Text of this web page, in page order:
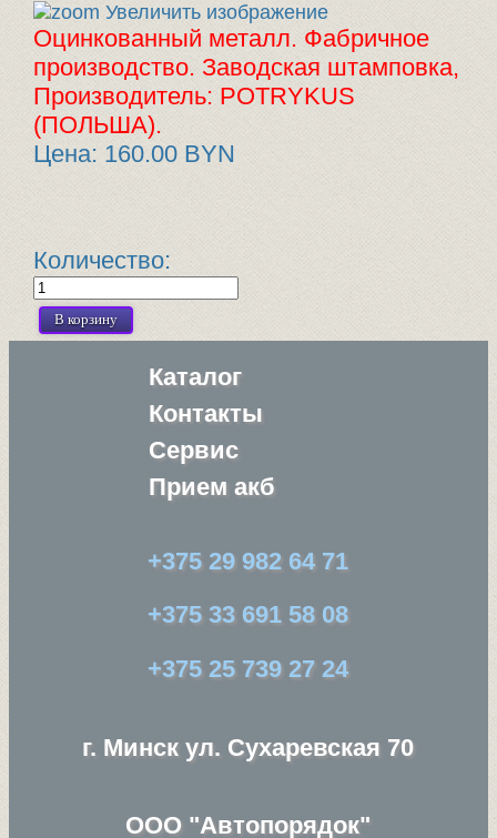
Увеличить изображение
Оцинкованный металл. Фабричное
производство. Заводская штамповка,
Производитель: POTRYKUS
(ПОЛЬША).
Цена: 160.00 BYN
Количество:
Каталог
Контакты
Сервис
Прием акб
+375 29 982 64 71
+375 33 691 58 08
+375 25 739 27 24
г. Минск ул. Сухаревская 70
ООО "Автопорядок"